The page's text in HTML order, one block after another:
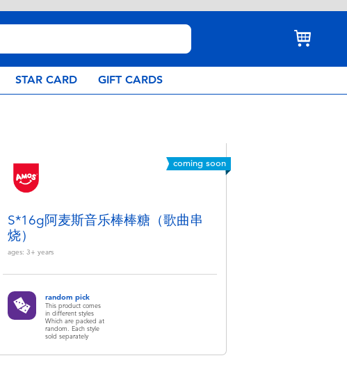
STAR CARD GIFT CARDS
coming soon
S*16g阿麦斯音乐棒棒糖（歌曲串
烧）
ages: 3+ years
random pick
This product comes
in different styles
Which are packed at
random. Each style
sold separately